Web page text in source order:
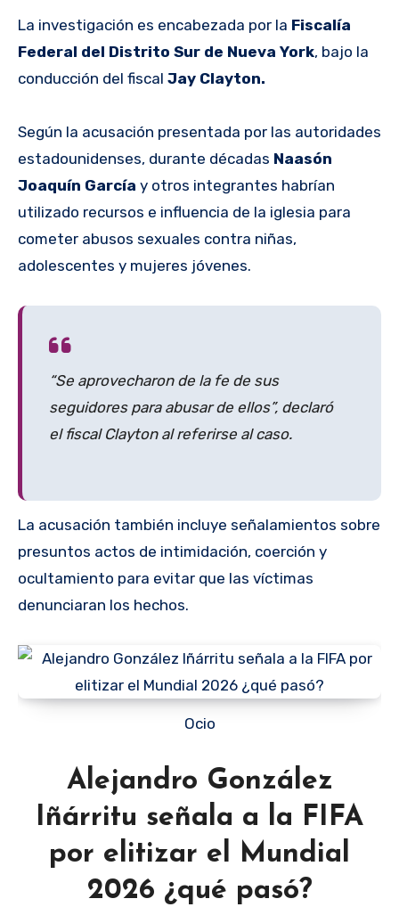
La investigación es encabezada por la Fiscalía
Federal del Distrito Sur de Nueva York, bajo la
conducción del fiscal Jay Clayton.
Según la acusación presentada por las autoridades
estadounidenses, durante décadas Naasón
Joaquín García y otros integrantes habrían
utilizado recursos e influencia de la iglesia para
cometer abusos sexuales contra niñas,
adolescentes y mujeres jóvenes.
“Se aprovecharon de la fe de sus
seguidores para abusar de ellos”, declaró
el fiscal Clayton al referirse al caso.
La acusación también incluye señalamientos sobre
presuntos actos de intimidación, coerción y
ocultamiento para evitar que las víctimas
denunciaran los hechos.
Ocio
Alejandro González
Iñárritu señala a la FIFA
por elitizar el Mundial
2026 ¿qué pasó?